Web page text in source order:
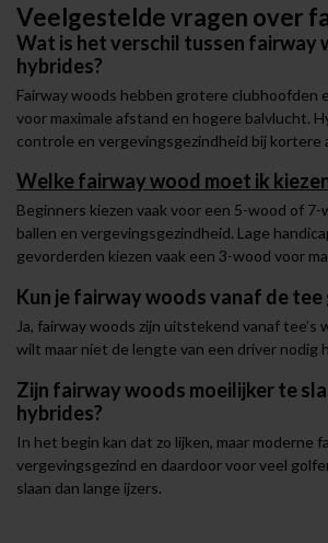
Veelgestelde vragen over
Wat is het verschil tussen fairway
hybrides?
Fairway woods hebben grotere clubhoofden
voor maximale afstand en hogere balvlucht.
controle en vergevingsgezindheid bij kortere
Welke fairway wood moet ik
Beginners kiezen vaak voor een 5-wood of
ballen en vergevingsgezindheid. Lage
gevorderden kiezen vaak een 3-wood voor
Kun je fairway woods vanaf de tee
Ja, fairway woods zijn uitstekend vanaf tee’s
wilt maar niet de lengte van een driver nodig
Zijn fairway woods moeilijker te
hybrides?
In het begin kan dat zo lijken, maar moderne
vergevingsgezind en daardoor voor veel
slaan dan lange ijzers.